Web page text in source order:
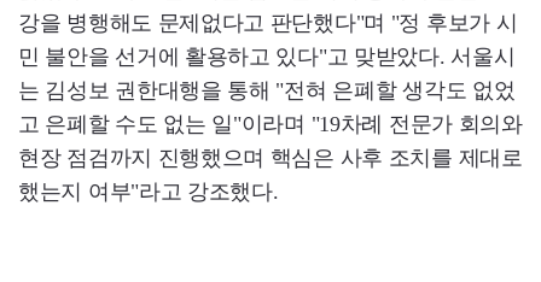
강을 병행해도 문제없다고 판단했다"며 "정 후보가 시
민 불안을 선거에 활용하고 있다"고 맞받았다. 서울시
는 김성보 권한대행을 통해 "전혀 은폐할 생각도 없었
고 은폐할 수도 없는 일"이라며 "19차례 전문가 회의와
현장 점검까지 진행했으며 핵심은 사후 조치를 제대로
했는지 여부"라고 강조했다.